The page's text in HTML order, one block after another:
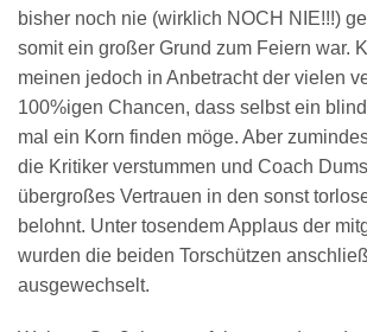
bisher noch nie (wirklich NOCH NIE!!!)
somit ein großer Grund zum Feiern war.
meinen jedoch in Anbetracht der vielen
100%igen Chancen, dass selbst ein
mal ein Korn finden möge. Aber
die Kritiker verstummen und Coach
übergroßes Vertrauen in den sonst
belohnt. Unter tosendem Applaus der
wurden die beiden Torschützen
ausgewechselt.